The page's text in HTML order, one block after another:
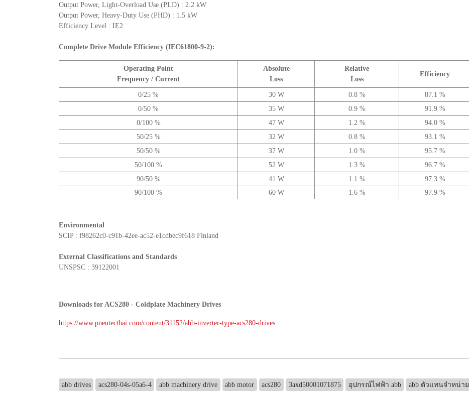
Output Power, Light-Overload Use (PLD) : 2.2 kW
Output Power, Heavy-Duty Use (PHD) : 1.5 kW
Efficiency Level : IE2
Complete Drive Module Efficiency (IEC61800-9-2):
Operating Point
Frequency / Current
Absolute
Loss
Relative
Loss
Efficiency
0/25 % 30 W 0.8 %
87.1 %
0/50 %
35 W 0.9 %
91.9 %
0/100 %
47 W 1.2 %
94.0 %
50/25 %
32 W 0.8 %
93.1 %
50/50 %
37 W 1.0 %
95.7 %
50/100 %
52 W 1.3 %
96.7 %
90/50 %
41 W 1.1 %
97.3 %
90/100 %
60 W 1.6 % 97.9 %
Environmental
SCIP : f98262c0-c91b-42ee-ac52-e1cdbec9f618 Finland
External Classifications and Standards
UNSPSC : 39122001
Downloads for ACS280 - Coldplate Machinery Drives
https://www.pneutecthai.com/content/31152/abb-inverter-type-acs280-drives
abb drives acs280-04s-05a6-4 abb machinery drive abb motor acs280 3axd50001071875 อุปกรณ์ไฟฟ้า abb abb ตัวแทนจำหน่าย